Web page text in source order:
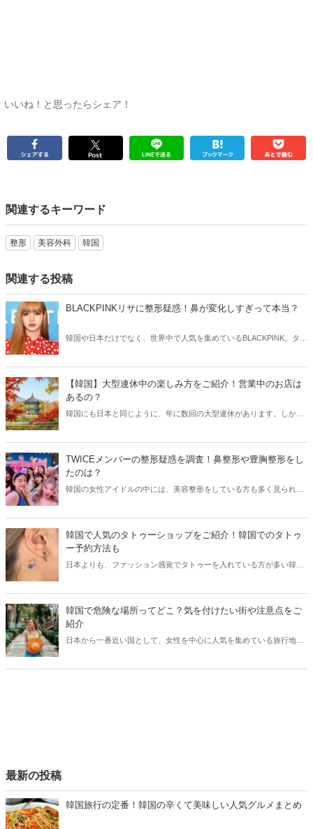
いいね！と思ったらシェア！
関連するキーワード
整形 美容外科 韓国
関連する投稿
BLACKPINKリサに整形疑惑！鼻が変化しすぎって本当？
韓国や日本だけでなく、世界中で人気を集めているBLACKPINK。タイ
いきましょう！
【韓国】大型連休中の楽しみ方をご紹介！営業中のお店は
あるの？
韓国にも日本と同じように、年に数回の大型連休があります。しか
TWICEメンバーの整形疑惑を調査！鼻整形や豊胸整形をし
たのは？
韓国の女性アイドルの中には、美容整形をしている方も多く見られま
共にチェックしてみましょう。
韓国で人気のタトゥーショップをご紹介！韓国でのタトゥ
ー予約方法も
日本よりも、ファッション感覚でタトゥーを入れている方が多い韓
ゥーショップと共に、韓国でのタトゥー予約方法をご紹介します。
韓国で危険な場所ってどこ？気を付けたい街や注意点をご
紹介
日本から一番近い国として、女性を中心に人気を集めている旅行地・
最新の投稿
韓国旅行の定番！韓国の辛くて美味しい人気グルメまとめ